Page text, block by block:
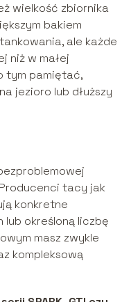
wielkość zbiornika
bakiem
ale każde
niż w małej
tym pamiętać,
jezioro lub dłuższy
tacy jak
konkretne
lub określoną liczbę
masz zwykle
kompleksową